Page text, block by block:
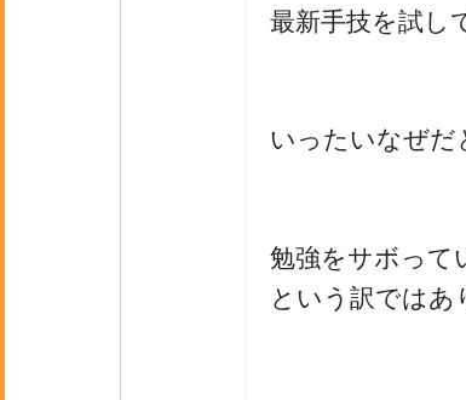
最新手技を試し
いったいなぜだ
勉強をサボって
という訳ではあ